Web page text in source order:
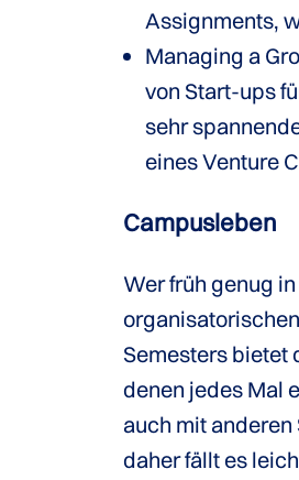
Assignments,
Managing a
von Start-ups
sehr
eines Venture
Campusleben
Wer früh genug
Semesters bietet
denen jedes Mal
auch mit
daher fällt es